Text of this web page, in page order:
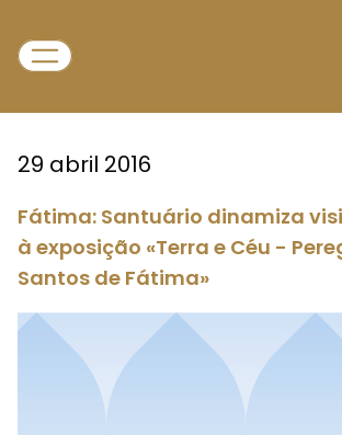
29 abril 2016
Fátima: Santuário dinamiza
à exposição «Terra e Céu -
Santos de Fátima»